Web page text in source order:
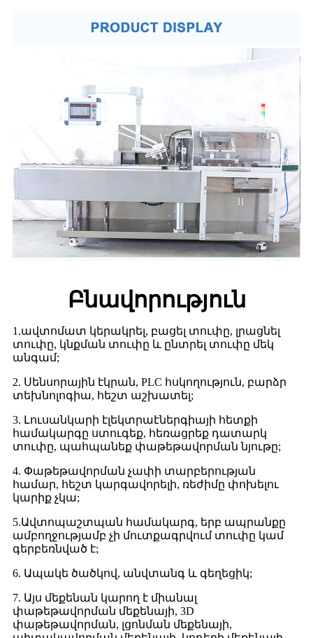
Բնավորություն
1.ավտոմատ կերակրել, բացել տուփը, լրացնել
տուփը, կնքման տուփը և ընտրել տուփը մեկ
անգամ;
2. Սենսորային էկրան, PLC հսկողություն, բարձր
տեխնոլոգիա, հեշտ աշխատել;
3. Լուսանկարի էլեկտրաէներգիայի հետքի
համակարգը ստուգեք, հեռացրեք դատարկ
տուփը, պահպանեք փաթեթավորման նյութը;
4. Փաթեթավորման չափի տարբերության
համար, հեշտ կարգավորելի, ռեժիմը փոխելու
կարիք չկա;
5.Ավտոպաշտպան համակարգ, երբ ապրանքը
ամբողջությամբ չի մուտքագրվում տուփը կամ
գերբեռնված է;
6. Ապակե ծածկով, անվտանգ և գեղեցիկ;
7. Այս մեքենան կարող է միանալ
փաթեթավորման մեքենայի, 3D
փաթեթավորման, լցոնման մեքենայի,